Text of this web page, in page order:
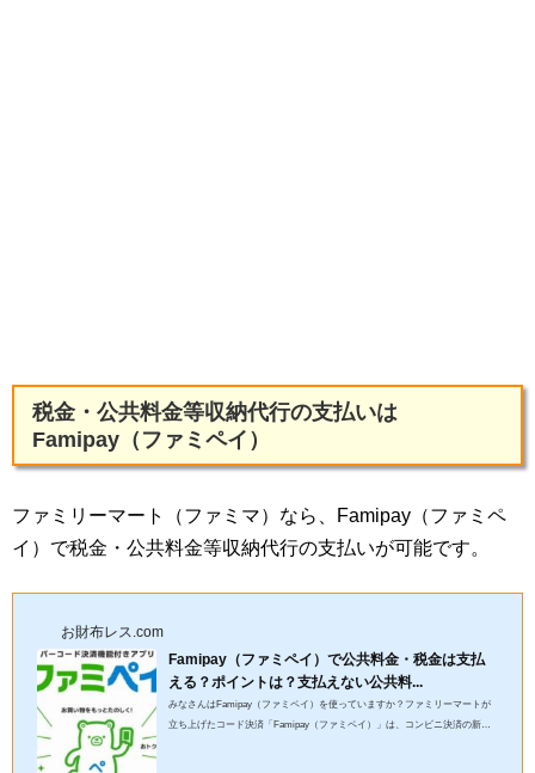
税金・公共料金等収納代行の支払いは
Famipay（ファミペイ）
ファミリーマート（ファミマ）なら、Famipay（ファミペ
イ）で税金・公共料金等収納代行の支払いが可能です。
お財布レス.com
Famipay（ファミペイ）で公共料金・税金は支払
える？ポイントは？支払えない公共料...
みなさんはFamipay（ファミペイ）を使っていますか？ファミリーマートが
立ち上げたコード決済「Famipay（ファミペイ）」は、コンビニ決済の新風